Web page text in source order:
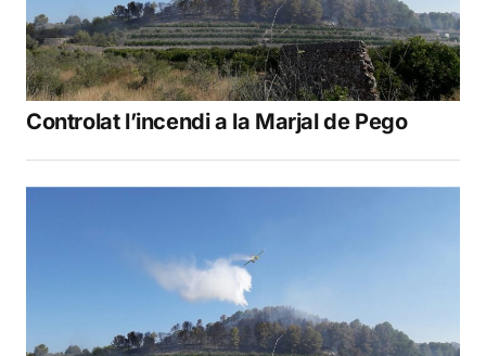
Controlat l’incendi a la Marjal de Pego